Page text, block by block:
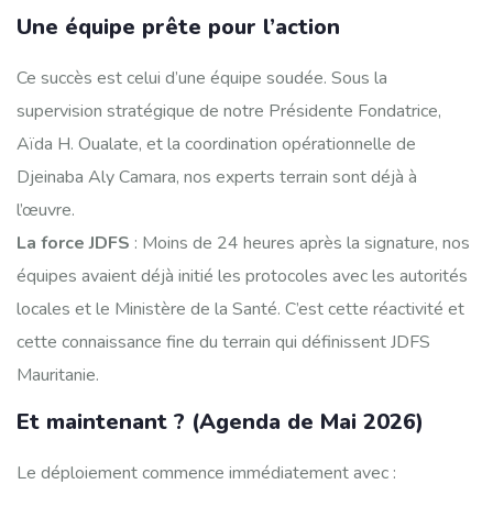
Une équipe prête pour l’action
Ce succès est celui d’une équipe soudée. Sous la
supervision stratégique de notre Présidente Fondatrice,
Aïda H. Oualate, et la coordination opérationnelle de
Djeinaba Aly Camara, nos experts terrain sont déjà à
l’œuvre.
La force JDFS : Moins de 24 heures après la signature, nos
équipes avaient déjà initié les protocoles avec les autorités
locales et le Ministère de la Santé. C’est cette réactivité et
cette connaissance fine du terrain qui définissent JDFS
Mauritanie.
Et maintenant ? (Agenda de Mai 2026)
Le déploiement commence immédiatement avec :